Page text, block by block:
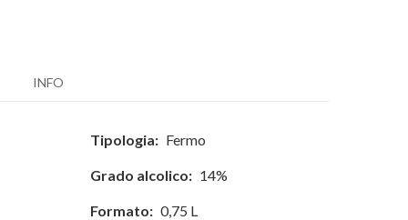
INFO
Tipologia: Fermo
Grado alcolico: 14%
Formato: 0,75 L